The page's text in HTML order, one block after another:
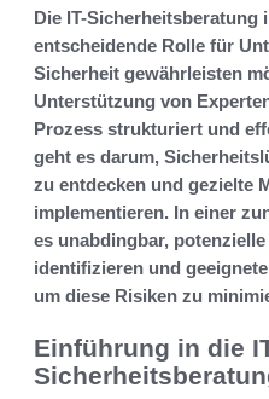
Die IT-Sicherheitsberatung
entscheidende Rolle für
Sicherheit gewährleisten
Unterstützung von
Prozess strukturiert und
geht es darum,
zu entdecken und gezielte
implementieren. In einer
es unabdingbar,
identifizieren und
um diese Risiken zu
Einführung in die